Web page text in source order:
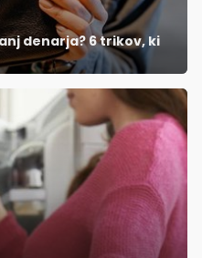
denarja? 6 trikov, ki